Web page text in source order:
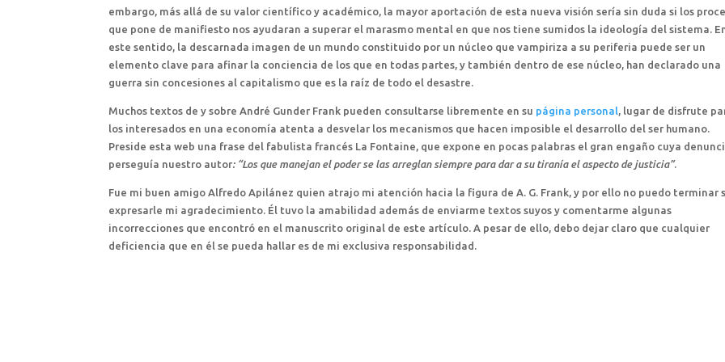
embargo, más allá de su valor científico y académico, la mayor aportación de esta nueva visión sería sin duda si los
que pone de manifiesto nos ayudaran a superar el marasmo mental en que nos tiene sumidos la ideología del sistema.
este sentido, la descarnada imagen de un mundo constituido por un núcleo que vampiriza a su periferia puede ser un
elemento clave para afinar la conciencia de los que en todas partes, y también dentro de ese núcleo, han declarado una
guerra sin concesiones al capitalismo que es la raíz de todo el desastre.
Muchos textos de y sobre André Gunder Frank pueden consultarse libremente en su página personal , lugar de disfrute
los interesados en una economía atenta a desvelar los mecanismos que hacen imposible el desarrollo del ser humano.
Preside esta web una frase del fabulista francés La Fontaine, que expone en pocas palabras el gran engaño cuya
perseguía nuestro autor: “Los que manejan el poder se las arreglan siempre para dar a su tiranía el aspecto de justicia”.
Fue mi buen amigo Alfredo Apilánez quien atrajo mi atención hacia la figura de A. G. Frank, y por ello no puedo terminar
expresarle mi agradecimiento. Él tuvo la amabilidad además de enviarme textos suyos y comentarme algunas
incorrecciones que encontró en el manuscrito original de este artículo. A pesar de ello, debo dejar claro que cualquier
deficiencia que en él se pueda hallar es de mi exclusiva responsabilidad.